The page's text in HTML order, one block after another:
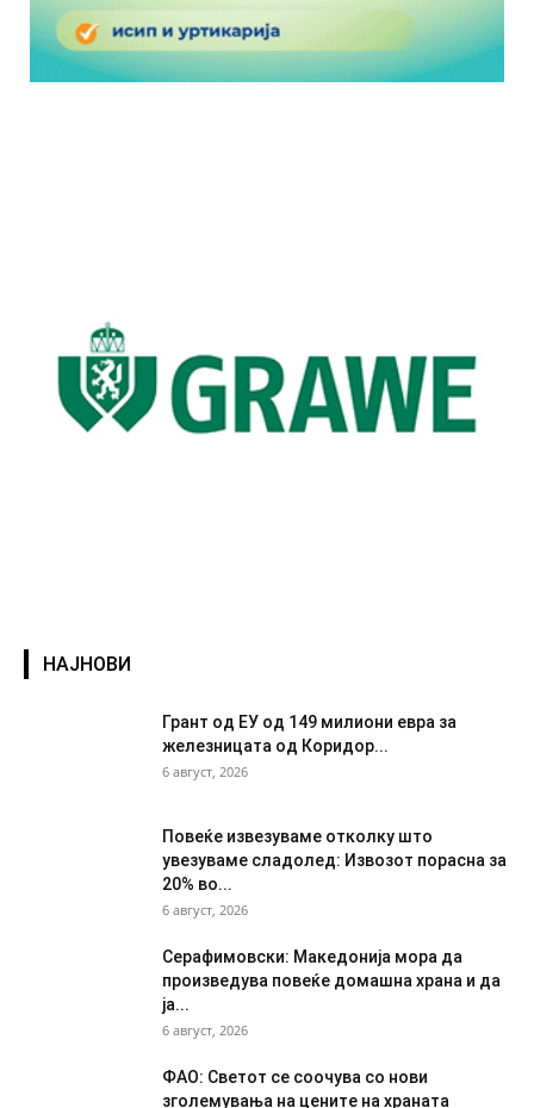
НАЈНОВИ
Грант од ЕУ од 149 милиони евра за
железницата од Коридор...
6 август, 2026
Повеќе извезуваме отколку што
увезуваме сладолед: Извозот порасна за
20% во...
6 август, 2026
Серафимовски: Македонија мора да
произведува повеќе домашна храна и да
ја...
6 август, 2026
ФАО: Светот се соочува со нови
зголемувања на цените на храната